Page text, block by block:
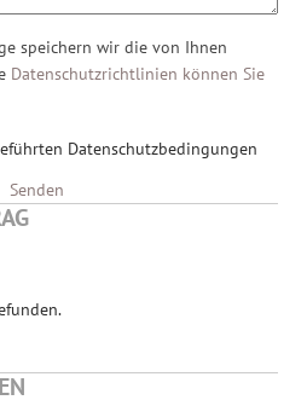
speichern wir die von Ihnen
Datenschutzrichtlinien können Sie
Datenschutzbedingungen
Senden